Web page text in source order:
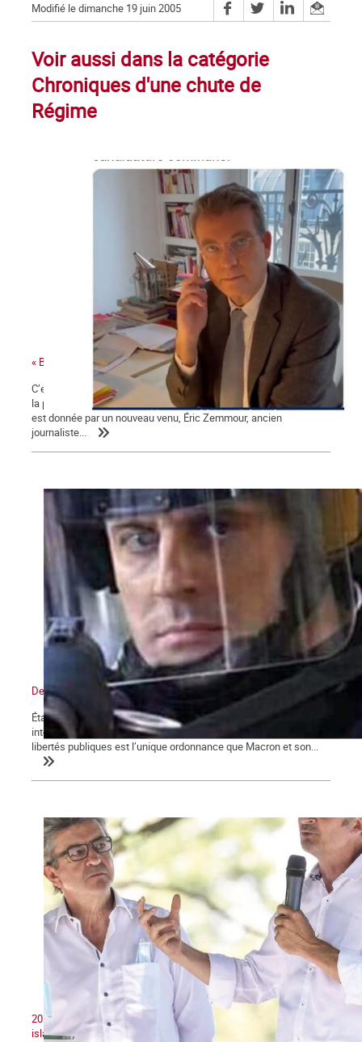
Modifié le dimanche 19 juin 2005
Voir aussi dans la catégorie
Chroniques d'une chute de
Régime
« Bonjour Jean-Luc, c’est Arnaud Montebourg »
C’est une campagne présidentielle encore plus nauséabonde que
la précédente. Une campagne « à droite toute » dont la mesure
est donnée par un nouveau venu, Éric Zemmour, ancien
journaliste...
De l’état d’urgence sanitaire à l’État policier
État d’urgence, confinements, couvre-feu, attestations de sorties,
interdictions de rassemblements, la restriction des droits et
libertés publiques est l’unique ordonnance que Macron et son...
2020 : Unité nationale, patriotisme et lutte contre le séparatisme
islamiste